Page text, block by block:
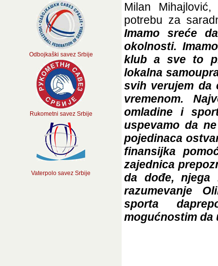
Odbojkaški savez Srbije
Rukometni savez Srbije
Vaterpolo savez Srbije
Milan
potrebu za
Imamo sreće
okolnosti.
klub a sve to
lokalna
svih verujem da
vremenom.
omladine i
uspevamo da
pojedinaca
finansijka
zajednica
da dođe,
razumevanje
sporta
mogućnostim da